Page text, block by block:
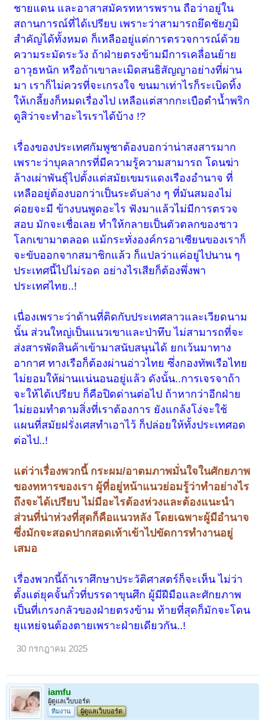
ชายแดน และอาสาสมัครทหารพราน ถือว่าอยู่ใน
สถานการณ์ที่ได้เปรียบ เพราะว่าสามารถยึดชัยภูมิ
สำคัญได้ทั้งหมด ก็เหลืออยู่แต่การตรวจการณ์ด้วย
ความระมัดระวัง ถ้าฝ่ายตรงข้ามมีการเคลื่อนย้าย
อาวุธหนัก หรือถ้าเขาละเมิดสนธิสัญญาอย่างที่ผ่าน
มา เราก็ไม่ควรที่จะเกรงใจ ขนมาเท่าไรก็ระเบิดทิ้ง
ให้เกลี้ยงก็หมดเรื่องไป เหลือแต่สากกะเบือตำน้ำพริก
ดูสิว่าจะทำอะไรเราได้บ้าง !?
เรื่องของประเทศกัมพูชาต้องบอกว่าน่าสงสารมาก
เพราะว่าบุคลากรที่มีความรู้ความสามารถ โดนฆ่า
ล้างเผ่าพันธุ์ไปตั้งแต่สมัยเขมรแดงเรืองอำนาจ ที่
เหลืออยู่ต้องบอกว่าเป็นระดับล่าง ๆ ที่มันสมองไม่
ค่อยจะมี ข้างบนพูดอะไร ฟังมาแล้วไม่มีการตรวจ
สอบ มักจะเชื่อเลย ทำให้กลายเป็นตัวตลกของชาว
โลกเขามาตลอด แม้กระทั่งองค์กรอาเซียนของเราก็
จะขับออกจากสมาชิกแล้ว ก็แปลว่าแค่อยู่ไปนาน ๆ
ประเทศนี้ไปไม่รอด อย่างไรเสียก็ต้องพึ่งพา
ประเทศไทย..!
เนื่องเพราะว่าด้านที่ติดกับประเทศลาวและเวียดนาม
นั้น ส่วนใหญ่เป็นแนวเขาและป่าทึบ ไม่สามารถที่จะ
ส่งสารพัดสินค้าเข้ามาสนับสนุนได้ ยกเว้นมาทาง
อากาศ ทางเรือก็ต้องผ่านอ่าวไทย ซึ่งกองทัพเรือไทย
ไม่ยอมให้ผ่านแน่นอนอยู่แล้ว ดังนั้น..การเจรจาถ้า
จะให้ได้เปรียบ ก็คือปิดด่านต่อไป ถ้าหากว่าอีกฝ่าย
ไม่ยอมทำตามสิ่งที่เราต้องการ ยังแกล้งโง่จะใช้
แผนที่สมัยฝรั่งเศสทำเอาไว้ ก็ปล่อยให้ทั้งประเทศอด
ต่อไป..!
แต่ว่าเรื่องพวกนี้ กระผม/อาตมภาพมั่นใจในศักยภาพ
ของทหารของเรา ผู้ที่อยู่หน้าแนวย่อมรู้ว่าทำอย่างไร
ถึงจะได้เปรียบ ไม่มีอะไรต้องห่วงและต้องแนะนำ
ส่วนที่น่าห่วงที่สุดก็คือแนวหลัง โดยเฉพาะผู้มีอำนาจ
ซึ่งมักจะสอดปากสอดเท้าเข้าไปขัดการทำงานอยู่
เสมอ
เรื่องพวกนี้ถ้าเราศึกษาประวัติศาสตร์ก็จะเห็น ไม่ว่า
ตั้งแต่ยุคจั้นกั๋วที่บรรดาขุนศึก ผู้มีฝีมือและศักยภาพ
เป็นที่เกรงกลัวของฝ่ายตรงข้าม ท้ายที่สุดก็มักจะโดน
ยุแหย่จนต้องตายเพราะฝ่ายเดียวกัน..!
30 กรกฎาคม 2025
iamfu
ผู้ดูแลเว็บบอร์ด
ทีมงาน
ผู้ดูแลเว็บบอร์ด